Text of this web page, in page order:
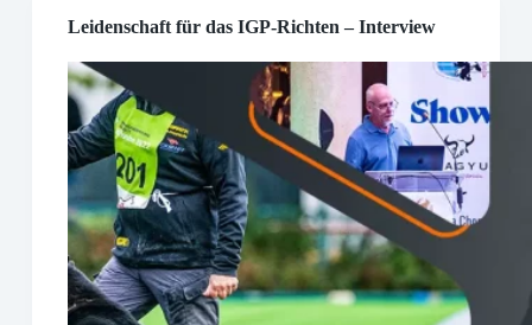
Leidenschaft für das IGP-Richten – Interview